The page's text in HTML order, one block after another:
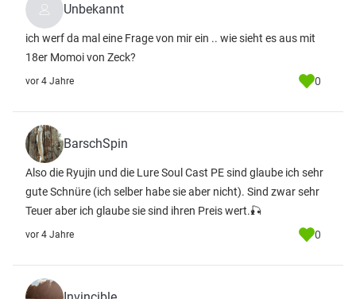
Unbekannt
ich werf da mal eine Frage von mir ein .. wie sieht es aus mit
18er Momoi von Zeck?
vor 4 Jahre 0
BarschSpin
Also die Ryujin und die Lure Soul Cast PE sind glaube ich sehr
gute Schnüre (ich selber habe sie aber nicht). Sind zwar sehr
Teuer aber ich glaube sie sind ihren Preis wert.🎣
vor 4 Jahre 0